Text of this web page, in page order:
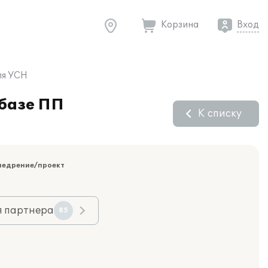
Корзина Вход
УСН
ПП К списку
проект
партнера 85